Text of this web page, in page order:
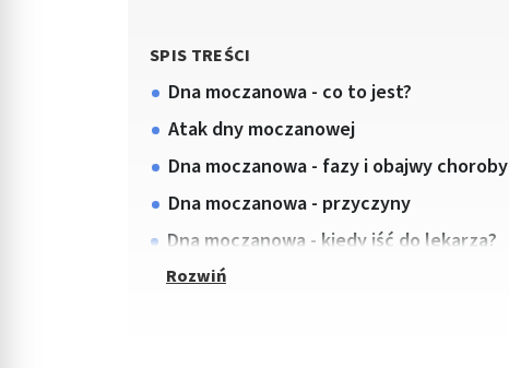
SPIS TREŚCI
Dna moczanowa - co to jest?
Atak dny moczanowej
Dna moczanowa - fazy i obajwy choroby
Dna moczanowa - przyczyny
Dna moczanowa - kiedy iść do lekarza?